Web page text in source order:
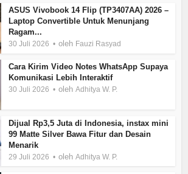
ASUS Vivobook 14 Flip (TP3407AA) 2026 –
Laptop Convertible Untuk Menunjang
Ragam...
30 Juli 2026 oleh Fauzi Rasyad
Cara Kirim Video Notes WhatsApp Supaya
Komunikasi Lebih Interaktif
30 Juli 2026 olehAdhitya W. P.
Dijual Rp3,5 Juta di Indonesia, instax mini
99 Matte Silver Bawa Fitur dan Desain
Menarik
29 Juli 2026 olehAdhitya W. P.